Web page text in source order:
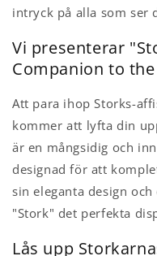
intryck på alla som ser
Vi presenterar
Companion to
Att para ihop Storks-
kommer att lyfta din
är en mångsidig och
designad för att
sin eleganta design
"Stork" det perfekta
Lås upp